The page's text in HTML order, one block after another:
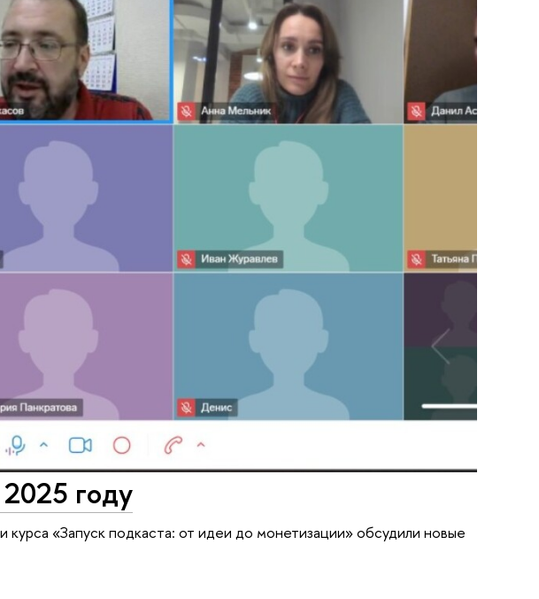
году
«Запуск подкаста: от идеи до монетизации» обсудили новые